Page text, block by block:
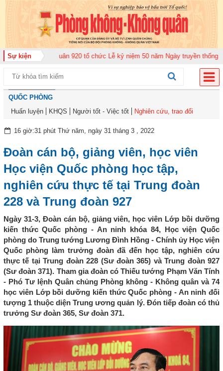
Sự kiện
Không quân 920 tổ chức Lễ kỷ niệm 50 năm Ngày truyền thống (12-11-
QUỐC PHÒNG
Huấn luyện
KHQS Người tốt - Việc tốt Nghiên cứu, trao đổi
16 giờ:31 phút Thứ năm, ngày 31 tháng 3 , 2022
Đoàn cán bộ, giảng viên, học viên
Học viện Quốc phòng học tập,
nghiên cứu thực tế tại Trung đoàn
228 và Trung đoàn 927
Ngày 31-3, Đoàn cán bộ, giảng viên, học viên Lớp bồi dưỡng
kiến thức Quốc phòng - An ninh khóa 84, Học viện Quốc
phòng do Trung tướng Lương Đình Hồng - Chính ủy Học viện
Quốc phòng làm trưởng đoàn đã đến học tập, nghiên cứu
thực tế tại Trung đoàn 228 (Sư đoàn 365) và Trung đoàn 927
(Sư đoàn 371). Tham gia đoàn có Thiếu tướng Phạm Văn Tính
- Phó Tư lệnh Quân chủng Phòng không - Không quân và 74
học viên Lớp bồi dưỡng kiến thức Quốc phòng - An ninh đối
tượng 1 thuộc diện Trung ương quản lý. Đón tiếp đoàn có thủ
trưởng Sư đoàn 365, Sư đoàn 371.